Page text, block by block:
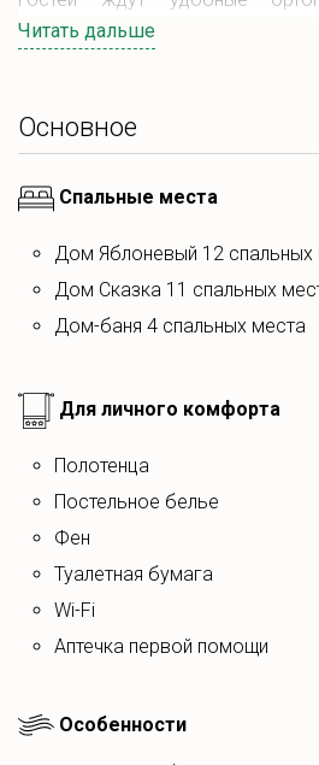
полностью оснащённая кухня,
комната, просторная
На территории есть
зоны отдыха.
Читать дальше
Основное
Спальные места
Дом Яблоневый 12 спальных
Дом Сказка 11 спальных
Дом-баня 4 спальных места
Для личного комфорта
полотенца
постельное белье
фен
Туалетная бумага
Wi-Fi
Аптечка первой помощи
Особенности